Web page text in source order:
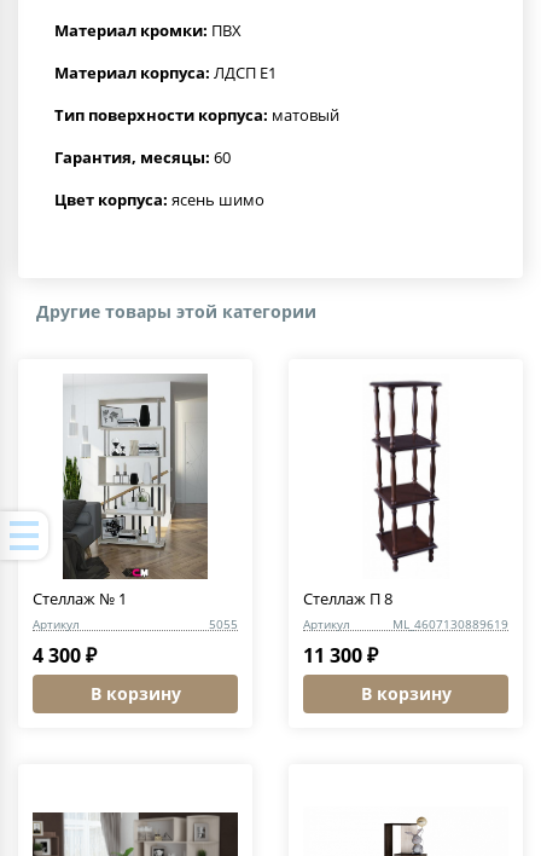
Материал кромки: ПВХ
Материал корпуса: ЛДСП Е1
Тип поверхности корпуса: матовый
Гарантия, месяцы: 60
Цвет корпуса: ясень шимо
Другие товары этой категории
Стеллаж № 1
Артикул 5055
4 300 ₽
В корзину
Стеллаж П 8
Артикул ML_4607130889619
11 300 ₽
В корзину